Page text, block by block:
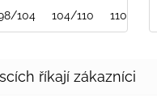
104 104/110 110/116